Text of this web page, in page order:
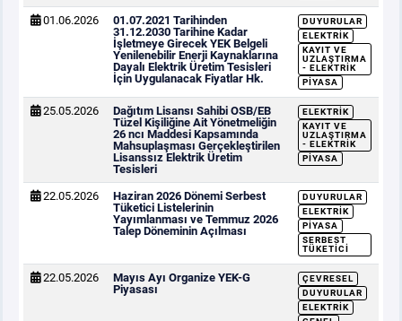
01.06.2026
01.07.2021 Tarihinden
31.12.2030 Tarihine Kadar
İşletmeye Girecek YEK Belgeli
Yenilenebilir Enerji Kaynaklarına
Dayalı Elektrik Üretim Tesisleri
İçin Uygulanacak Fiyatlar Hk.
DUYURULAR
ELEKTRIK
KAYIT VE
UZLAŞTIRMA
- ELEKTRIK
PIYASA
25.05.2026
Dağıtım Lisansı Sahibi OSB/EB
Tüzel Kişiliğine Ait Yönetmeliğin
26 ncı Maddesi Kapsamında
Mahsuplaşması Gerçekleştirilen
Lisanssız Elektrik Üretim
Tesisleri
ELEKTRIK
KAYIT VE
UZLAŞTIRMA
- ELEKTRIK
PIYASA
22.05.2026
Haziran 2026 Dönemi Serbest
Tüketici Listelerinin
Yayımlanması ve Temmuz 2026
Talep Döneminin Açılması
DUYURULAR
ELEKTRIK
PIYASA
SERBEST
TÜKETICI
22.05.2026
Mayıs Ayı Organize YEK-G
Piyasası
ÇEVRESEL
DUYURULAR
ELEKTRIK